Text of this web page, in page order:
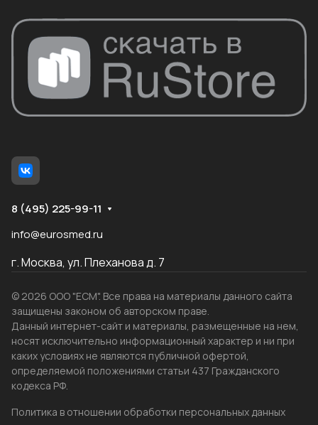
8 (495) 225-99-11
info@eurosmed.ru
г. Москва, ул. Плеханова д. 7
© 2026 ООО "ЕСМ". Все права на материалы данного сайта
защищены законом об авторском праве.
Данный интернет-сайт и материалы, размещенные на нем,
носят исключительно информационный характер и ни при
каких условиях не являются публичной офертой,
определяемой положениями статьи 437 Гражданского
кодекса РФ.
Политика в отношении обработки персональных данных